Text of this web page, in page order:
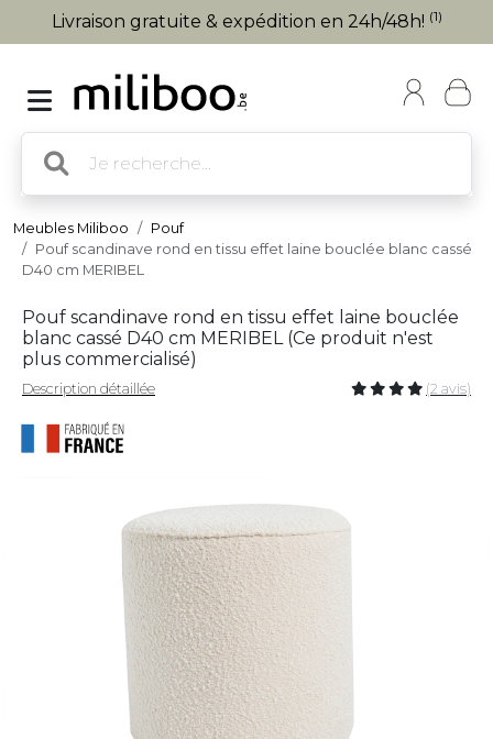
Livraison gratuite & expédition en 24h/48h! (1)
Meubles Miliboo
Pouf
Pouf scandinave rond en tissu effet laine bouclée blanc cassé
D40 cm MERIBEL
Pouf scandinave rond en tissu effet laine bouclée
blanc cassé D40 cm MERIBEL (Ce produit n'est
plus commercialisé)
Description détaillée (2 avis)